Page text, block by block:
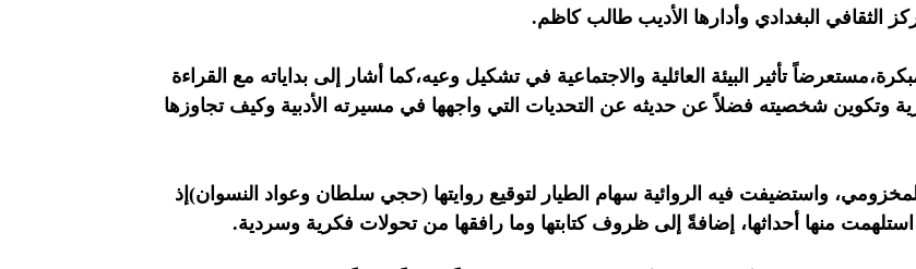
الثقافي البغدادي وأدارها الأديب طالب كاظم.
تأثير البيئة العائلية والاجتماعية في تشكيل وعيه،كما أشار إلى بداياته مع القراءة
وتكوين شخصيته فضلاً عن حديثه عن التحديات التي واجهها في مسيرته الأدبية وكيف تجاوزها
واستضيفت فيه الروائية سهام الطيار لتوقيع روايتها (حجي سلطان وعواد النسوان)إذ
منها أحداثها، إضافةً إلى ظروف كتابتها وما رافقها من تحولات فكرية وسردية.